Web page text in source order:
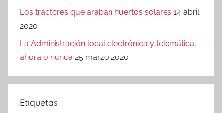
Los tractores que araban huertos solares 14 abril
2020
La Administración local electrónica y telemática,
ahora o nunca 25 marzo 2020
Etiquetas